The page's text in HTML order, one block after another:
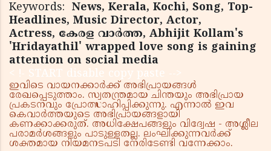
Keywords: News, Kerala, Kochi, Song, Top-
Headlines, Music Director, Actor,
Actress, കേരള വാര്‍ത്ത, Abhijit Kollam's
'Hridayathil' wrapped love song is gaining
attention on social media
< !- START disable copy paste -->
ഇവിടെ വായനക്കാർക്ക് അഭിപ്രായങ്ങൾ
രേഖപ്പെടുത്താം. സ്വതന്ത്രമായ ചിന്തയും അഭിപ്രായ
പ്രകടനവും പ്രോത്സാഹിപ്പിക്കുന്നു. എന്നാൽ ഇവ
കെവാർത്തയുടെ അഭിപ്രായങ്ങളായി
കണക്കാക്കരുത്. അധിക്ഷേപങ്ങളും വിദ്വേഷ - അശ്ലീല
പരാമർശങ്ങളും പാടുള്ളതല്ല. ലംഘിക്കുന്നവർക്ക്
ശക്തമായ നിയമനടപടി നേരിടേണ്ടി വന്നേക്കാം.